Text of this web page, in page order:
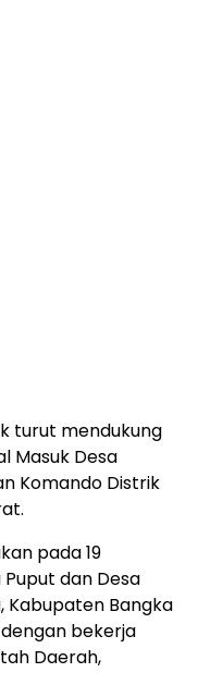
turut mendukung
Masuk Desa
Komando Distrik
pada 19
dan Desa
Kabupaten Bangka
bekerja
Daerah,